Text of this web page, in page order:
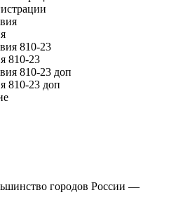
810-23
810-23 доп
городов России —